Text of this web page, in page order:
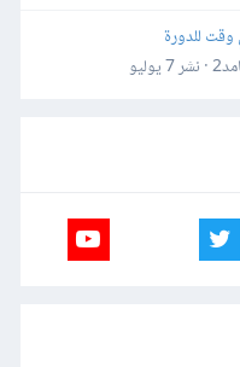
للدورة
7 يوليو